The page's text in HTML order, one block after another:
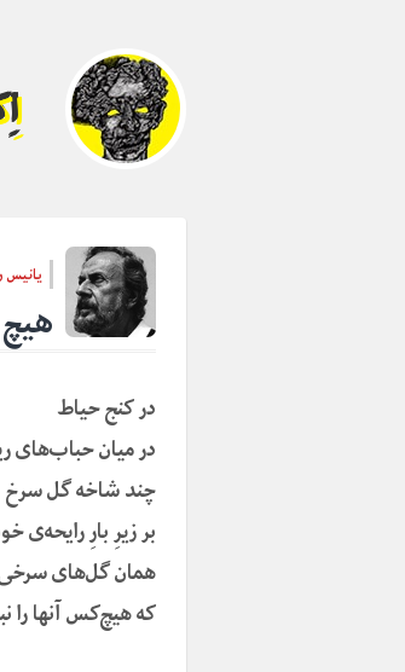
در کنج حیاط
در میان حباب‌های
چند شاخه گل سرخ
بر زیر‌ِ بارِ
همان گل‌های
که هیچ‌کس آنها را